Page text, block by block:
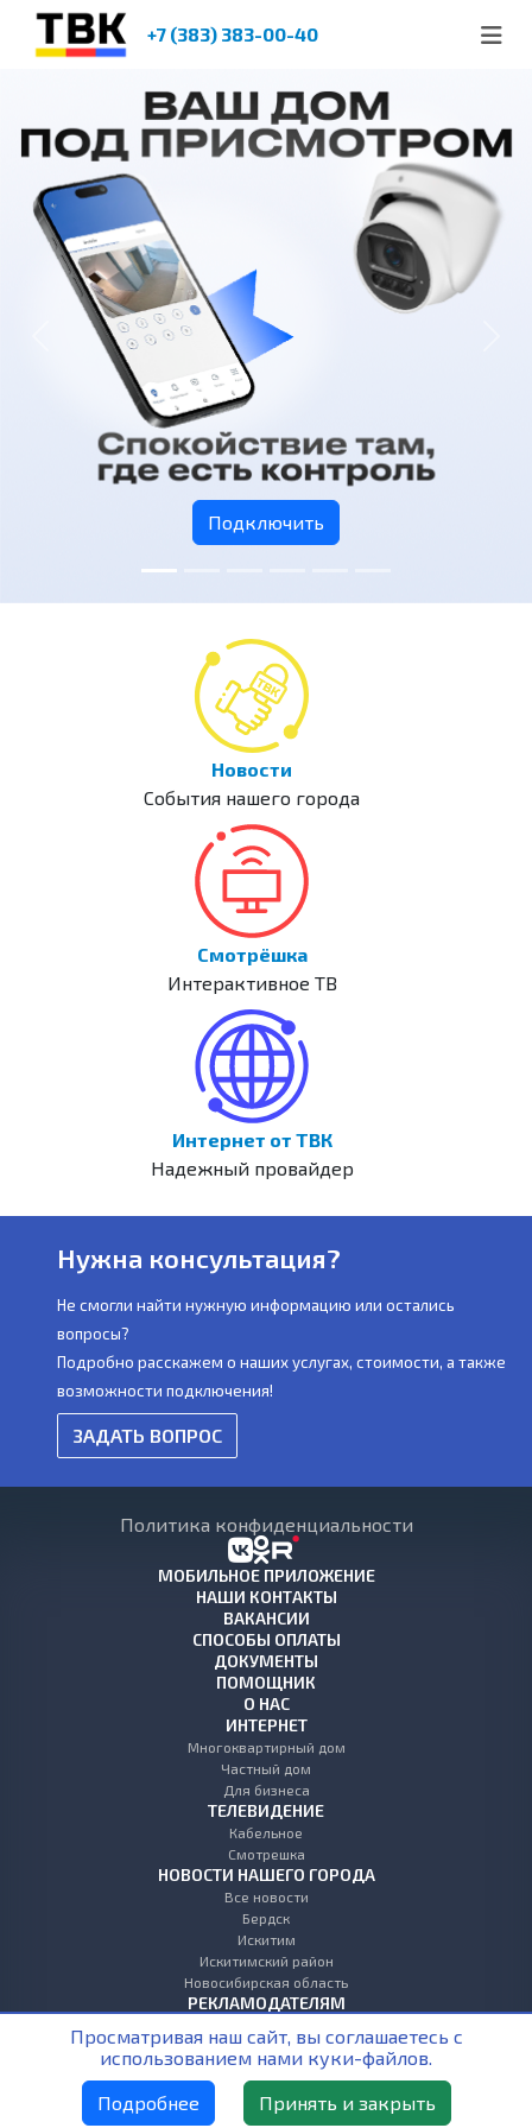
+7 (383) 383-00-40
Подключить
Previous
Новости
События нашего города
Смотрёшка
Интерактивное ТВ
Интернет от ТВК
Надежный провайдер
Нужна консультация?
Не смогли найти нужную информацию или остались
вопросы?
Подробно расскажем о наших услугах, стоимости, а также
возможности подключения!
ЗАДАТЬ ВОПРОС
Политика конфиденциальности
МОБИЛЬНОЕ ПРИЛОЖЕНИЕ
НАШИ КОНТАКТЫ
ВАКАНСИИ
СПОСОБЫ ОПЛАТЫ
ДОКУМЕНТЫ
ПОМОЩНИК
О НАС
ИНТЕРНЕТ
Многоквартирный дом
Частный дом
Для бизнеса
ТЕЛЕВИДЕНИЕ
Кабельное
Смотрешка
НОВОСТИ НАШЕГО ГОРОДА
Все новости
Бердск
Искитим
Искитимский район
Новосибирская область
РЕКЛАМОДАТЕЛЯМ
+7 (383) 383-00-40
Заказать звонок
Новосибирская область г. Бердск ул. Микрорайон, д.15Б
support@tvk.tv
Просматривая наш сайт, вы соглашаетесь с
использованием нами куки-файлов.
Подробнее
Принять и закрыть